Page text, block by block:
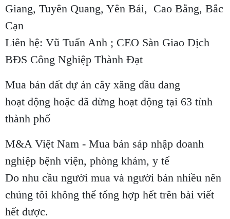
Giang, Tuyên Quang, Yên Bái, Cao Bằng, Bắc
Cạn
Liên hệ: Vũ Tuấn Anh ; CEO Sàn Giao Dịch
BĐS Công Nghiệp Thành Đạt
Mua bán đất dự án cây xăng dầu đang
hoạt động hoặc đã dừng hoạt động tại 63 tỉnh
thành phố
M&A Việt Nam - Mua bán sáp nhập doanh
nghiệp bệnh viện, phòng khám, y tế
Do nhu cầu người mua và người bán nhiều nên
chúng tôi không thể tổng hợp hết trên bài viết
hết được.